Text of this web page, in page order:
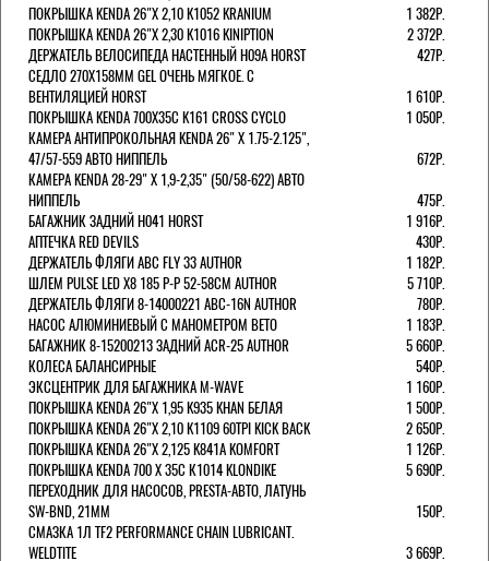
ПОКРЫШКА KENDA 26"Х 2,10 K1052 KRANIUM
1 382Р.
ПОКРЫШКА KENDA 26"Х 2,30 K1016 KINIPTION
2 372Р.
ДЕРЖАТЕЛЬ ВЕЛОСИПЕДА НАСТЕННЫЙ H09A HORST
427Р.
СЕДЛО 270Х158ММ GEL ОЧЕНЬ МЯГКОЕ. С
ВЕНТИЛЯЦИЕЙ HORST
1 610Р.
ПОКРЫШКА KENDA 700Х35С K161 CROSS CYCLO
1 050Р.
КАМЕРА АНТИПРОКОЛЬНАЯ KENDA 26" Х 1.75-2.125",
47/57-559 АВТО НИППЕЛЬ
672Р.
КАМЕРА KENDA 28-29" Х 1,9-2,35" (50/58-622) АВТО
НИППЕЛЬ
475Р.
БАГАЖНИК ЗАДНИЙ H041 HORST
1 916Р.
АПТЕЧКА RED DEVILS
430Р.
ДЕРЖАТЕЛЬ ФЛЯГИ АВС FLY 33 AUTHOR
1 182Р.
ШЛЕМ PULSE LED X8 185 Р-Р 52-58СМ AUTHOR
5 710Р.
ДЕРЖАТЕЛЬ ФЛЯГИ 8-14000221 ABC-16N AUTHOR
780Р.
НАСОС АЛЮМИНИЕВЫЙ С МАНОМЕТРОМ BETO
1 183Р.
БАГАЖНИК 8-15200213 ЗАДНИЙ ACR-25 AUTHOR
5 660Р.
КОЛЕСА БАЛАНСИРНЫЕ
540Р.
ЭКСЦЕНТРИК ДЛЯ БАГАЖНИКА M-WAVE
1 160Р.
ПОКРЫШКА KENDA 26"Х 1,95 K935 KHAN БЕЛАЯ
1 500Р.
ПОКРЫШКА KENDA 26"Х 2,10 K1109 60TPI KICK BACK
2 650Р.
ПОКРЫШКА KENDA 26"Х 2,125 K841A KOMFORT
1 126Р.
ПОКРЫШКА KENDA 700 Х 35С К1014 KLONDIKE
5 690Р.
ПЕРЕХОДНИК ДЛЯ НАСОСОВ, PRESTA-АВТО, ЛАТУНЬ
SW-BND, 21ММ
150Р.
СМАЗКА 1Л TF2 PERFORMANCE CHAIN LUBRICANT.
WELDTITE
3 669Р.